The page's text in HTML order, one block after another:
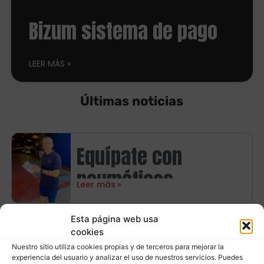
Esta página web usa
cookies
Nuestro sitio utiliza cookies propias y de terceros para mejorar la
experiencia del usuario y analizar el uso de nuestros servicios. Puedes
Bizum sistema de pago
LEER MÁS
Últimas noticias
Equípate con
neumáticos
Continental y ahorra
hasta 100€ en
carburante
Leer más
Alfredo de Expo Tyre